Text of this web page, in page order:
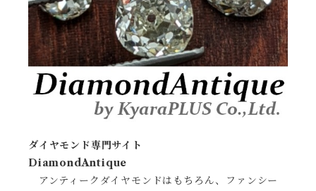
ダイヤモンド専門サイト
DiamondAntique
アンティークダイヤモンドはもちろん、ファンシー